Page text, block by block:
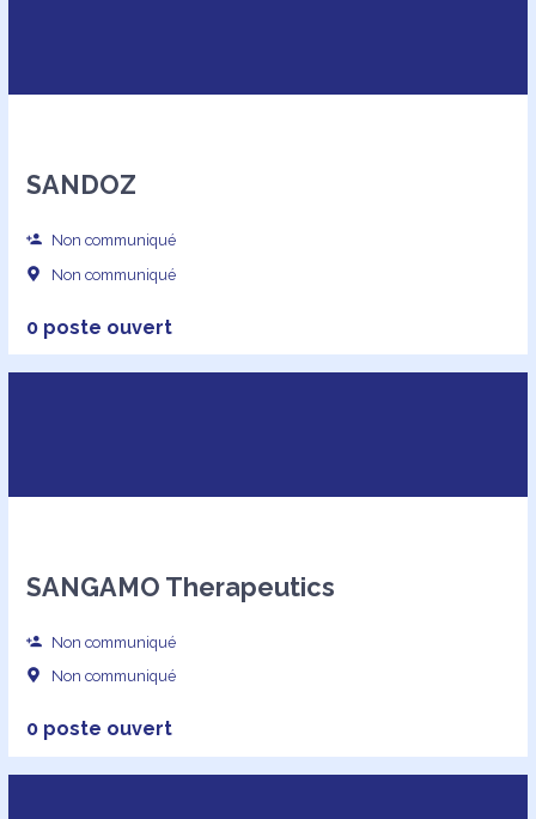
SANDOZ
Non communiqué
Non communiqué
0 poste ouvert
SANGAMO Therapeutics
Non communiqué
Non communiqué
0 poste ouvert